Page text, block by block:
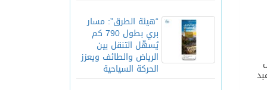
“هيئة الطرق”: مسار
بري بطول 790 كم
يُسهّل التنقل بين
الرياض والطائف ويعزز
الحركة السياحية
بحسب عبد